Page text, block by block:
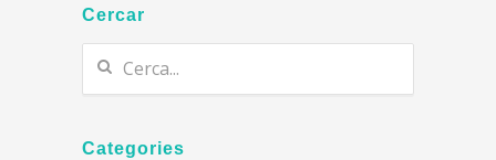
Cercar
Categories